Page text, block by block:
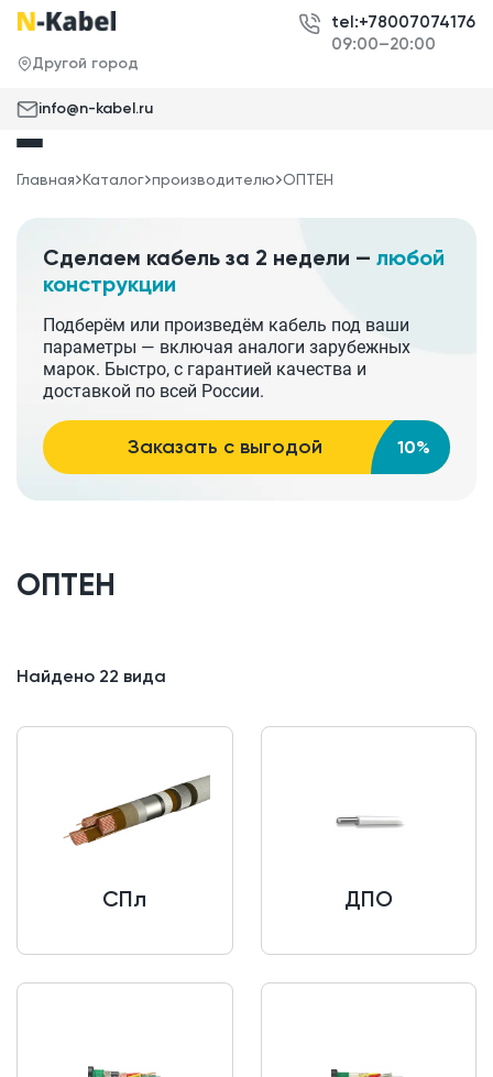
Другой город
tel:+78007074176
09:00–20:00
info@n-kabel.ru
Главная Каталог производителю ОПТЕН
Сделаем кабель за 2 недели — любой
конструкции
Подберём или произведём кабель под ваши
параметры — включая аналоги зарубежных
марок. Быстро, с гарантией качества и
доставкой по всей России.
Заказать с выгодой 10%
ОПТЕН
Найдено 22 вида
СПл ДПО